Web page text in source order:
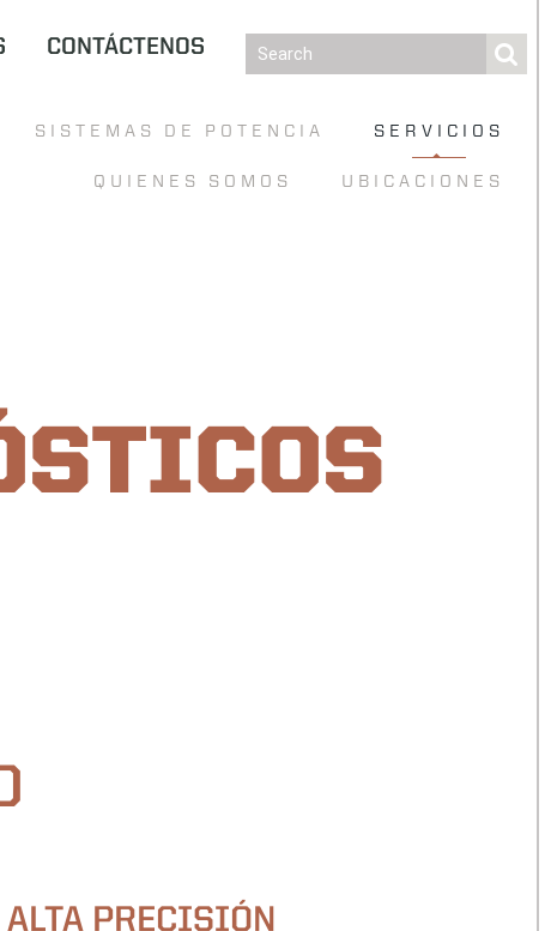
CONTÁCTENOS
SISTEMAS DE POTENCIA SERVICIOS
QUIENES SOMOS UBICACIONES
PRECISIÓN